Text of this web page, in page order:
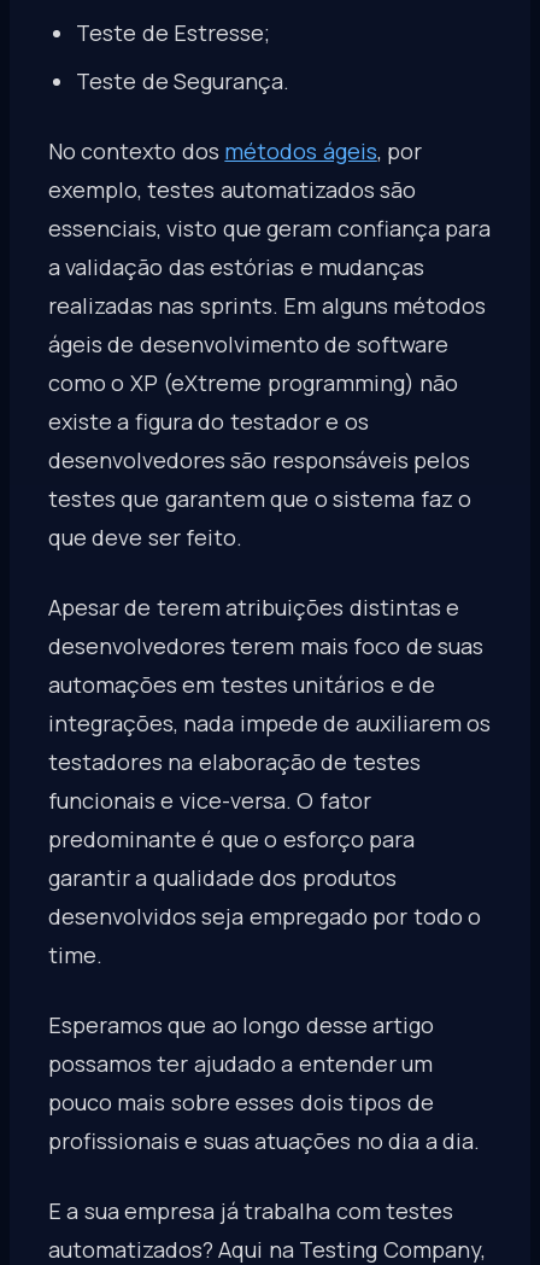
Teste de Estresse;
Teste de Segurança.
No contexto dos métodos ágeis, por
exemplo, testes automatizados são
essenciais, visto que geram confiança para
a validação das estórias e mudanças
realizadas nas sprints. Em alguns métodos
ágeis de desenvolvimento de software
como o XP (eXtreme programming) não
existe a figura do testador e os
desenvolvedores são responsáveis pelos
testes que garantem que o sistema faz o
que deve ser feito.
Apesar de terem atribuições distintas e
desenvolvedores terem mais foco de suas
automações em testes unitários e de
integrações, nada impede de auxiliarem os
testadores na elaboração de testes
funcionais e vice-versa. O fator
predominante é que o esforço para
garantir a qualidade dos produtos
desenvolvidos seja empregado por todo o
time.
Esperamos que ao longo desse artigo
possamos ter ajudado a entender um
pouco mais sobre esses dois tipos de
profissionais e suas atuações no dia a dia.
E a sua empresa já trabalha com testes
automatizados? Aqui na Testing Company,